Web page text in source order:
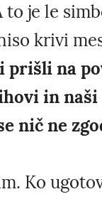
to je le
krivi
prišli na
in
nič ne
Ko